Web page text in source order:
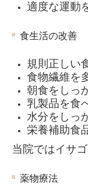
適度な運動
食生活の改善
規則正しい
食物繊維を
朝食をしっ
乳製品を食
水分をしっ
栄養補助食
当院ではイサ
薬物療法